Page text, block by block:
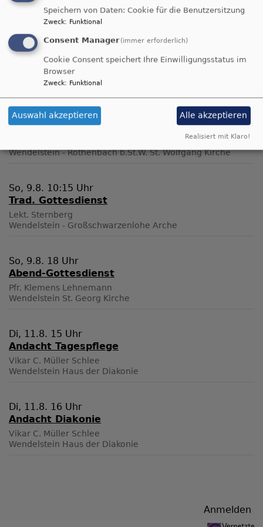
Familiengottesdienst
Gebetskreis
Weltgebetstag
Herzliche Einladung!
So, 9.8. 10 Uhr
trad. Gottesdienst
Wendelstein - Röthenbach b.St.W. St. Wolfgang Kirche
So, 9.8. 10:15 Uhr
Trad. Gottesdienst
Lekt. Sternberg
Wendelstein - Großschwarzenlohe Arche
So, 9.8. 18 Uhr
Abend-Gottesdienst
Pfr. Klemens Lehnemann
Wendelstein St. Georg Kirche
Di, 11.8. 15 Uhr
Andacht Tagespflege
Vikar C. Müller Schlee
Wendelstein Haus der Diakonie
Di, 11.8. 16 Uhr
Andacht Diakonie
Vikar C. Müller Schlee
Wendelstein Haus der Diakonie
Anmelden
Speichern von Daten: Cookie für die Benutzersitzung
Zweck: Funktional
Consent Manager (immer erforderlich)
Cookie Consent speichert Ihre Einwilligungsstatus im
Browser
Zweck: Funktional
Auswahl akzeptieren Alle akzeptieren
Realisiert mit Klaro!